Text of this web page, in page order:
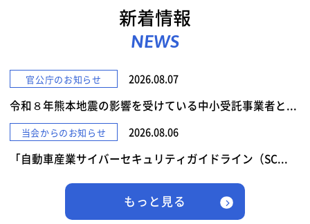
新着情報
NEWS
官公庁のお知らせ 2026.08.07
令和８年熊本地震の影響を受けている中小受託事業者と...
当会からのお知らせ 2026.08.06
「自動車産業サイバーセキュリティガイドライン（SC...
もっと見る